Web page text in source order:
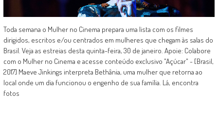
Toda semana o Mulher no Cinema prepara uma lista com os filmes
dirigidos, escritos e/ou centrados em mulheres que chegam às salas do
Brasil. Veja as estreias desta quinta-feira, 30 de janeiro. Apoie: Colabore
com o Mulher no Cinema e acesse conteúdo exclusivo "Açúcar" - [Brasil,
2017] Maeve Jinkings interpreta Bethânia, uma mulher que retorna ao
local onde um dia funcionou o engenho de sua família. Lá, encontra
fotos